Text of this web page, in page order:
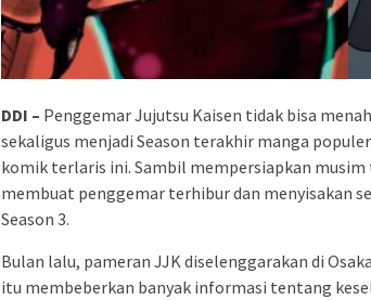
DDI – Penggemar Jujutsu Kaisen tidak bisa
sekaligus menjadi Season terakhir manga
komik terlaris ini. Sambil mempersiapkan
membuat penggemar terhibur dan menyisakan
Season 3.
Bulan lalu, pameran JJK diselenggarakan di
itu membeberkan banyak informasi tentang